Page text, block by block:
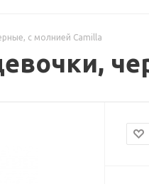
с молнией Camilla